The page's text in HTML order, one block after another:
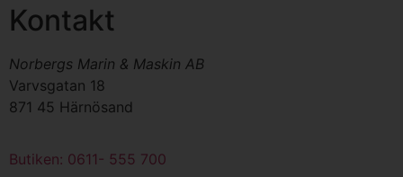
Kontakt
Norbergs Marin & Maskin AB
Varvsgatan 18
871 45 Härnösand
Butiken: 0611- 555 700